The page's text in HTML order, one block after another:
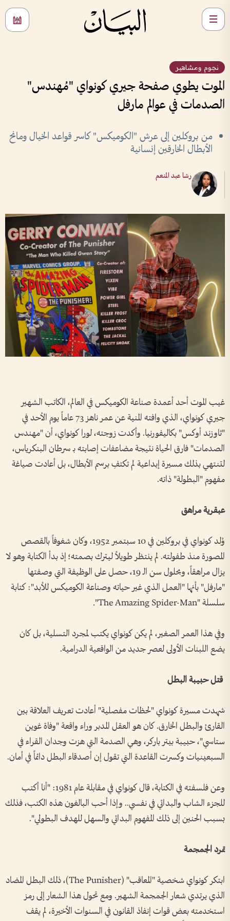
نجوم ومشاهير
الموت يطوي صفحة جيري كونواي "مُهندس"
الصدمات في عوالم مارفل
من بروكلين إلى عرش "الكوميكس" كاسر قواعد الخيال ومانح
الأبطال الخارقين إنسانية
رشا عبد المنعم
غيب الموت أحد أعمدة صناعة الكوميكس في العالم، الكاتب الشهير
جيري كونواي، الذي وافته المنية عن عمر ناهز 73 عاماً يوم الأحد في
"ثاوزند أوكس" بكاليفورنيا. وأكدت زوجته، لورا كونواي، أن "مهندس
الصدمات" فارق الحياة نتيجة مضاعفات إصابته بـ سرطان البنكرياس،
لتنتهي بذلك مسيرة إبداعية لم تكتفِ برسم الأبطال، بل أعادت صياغة
مفهوم "البطولة" ذاته.
عبقرية مراهق
وُلد كونواي في بروكلين في 10 سبتمبر 1952، وكان شغوفاً بالقصص
المصورة منذ طفولته. لم ينتظر طويلاً ليترك بصمته؛ إذ بدأ الكتابة وهو لا
يزال مراهقاً، وبحلول سن الـ 19، حصل على الوظيفة التي وصفتها
"مارفل" بأنها "العمل الذي غير حياته وصناعة الكوميكس للأبد": كتابة
سلسلة "The Amazing Spider-Man".
وفي هذا العمر الصغير، لم يكن كونواي يكتب لمجرد التسلية، بل كان
يضع اللبنات الأولى لعصر جديد من الواقعية الدرامية.
قتل حبيبة البطل
شهدت مسيرة كونواي "لحظات مفصلية" أعادت تعريف العلاقة بين
القارئ والبطل الخارق. كان هو العقل المدبر وراء واقعة "وفاة غوين
ستاسي"، حبيبة بيتر باركر، وهي الصدمة التي هزت وجدان القراء في
السبعينيات وكسرت القاعدة التي تقول إن أصدقاء البطل دائماً في أمان.
وعن فلسفته في الكتابة، قال كونواي في مقابلة عام 1981: "أنا أكتب
للجزء الشاب والبدائي في نفسي.. وإذا أحب البالغون هذه الكتب، فذلك
بسبب الحنين إلى ذلك المفهوم البدائي والسهل للهدف البطولي".
تمرد الجمجمة
ابتكر كونواي شخصية "المعاقب" (The Punisher)، ذلك البطل المضاد
الذي يرتدي شعار الجمجمة الشهير. ومع تحول هذا الشعار إلى رمز
استخدمته بعض قوات إنفاذ القانون في السنوات الأخيرة، لم يقف